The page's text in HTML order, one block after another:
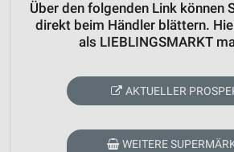
Über den folgenden Link können
direkt beim Händler blättern.
als LIEBLINGSMARKT
AKTUELLER
WEITERE